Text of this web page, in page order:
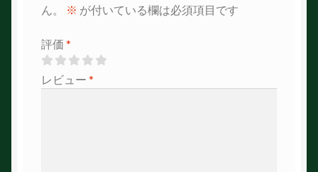
ん。
※ が付いている欄は必須項目です
評価 *
レビュー *